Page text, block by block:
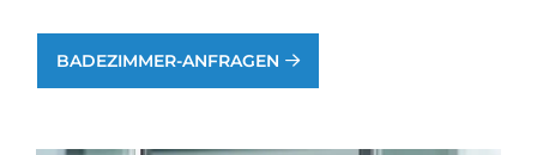
BADEZIMMER-ANFRAGEN